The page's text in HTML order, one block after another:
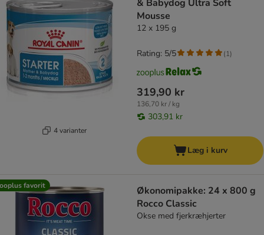
4 varianter
& Babydog Ultra Soft
Mousse
12 x 195 g
319,90 kr
136,70 kr / kg
303,91 kr
Rating: 5/5 (1)
Læg i kurv
favorit
Økonomipakke: 24 x 800 g
Rocco Classic
Okse med fjerkræhjerter